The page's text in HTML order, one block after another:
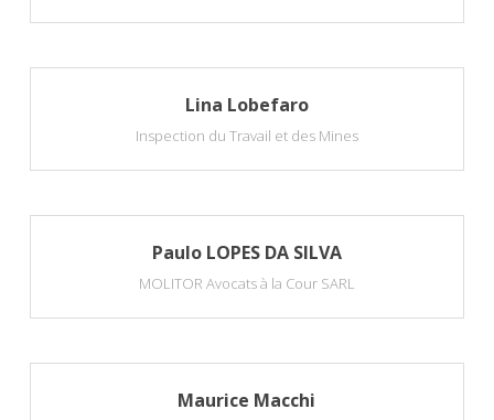
Lina Lobefaro
Inspection du Travail et des Mines
Paulo LOPES DA SILVA
MOLITOR Avocats à la Cour SARL
Maurice Macchi